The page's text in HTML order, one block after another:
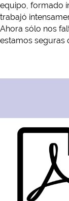
equipo, formado
trabajó
Ahora sólo nos
estamos seguras